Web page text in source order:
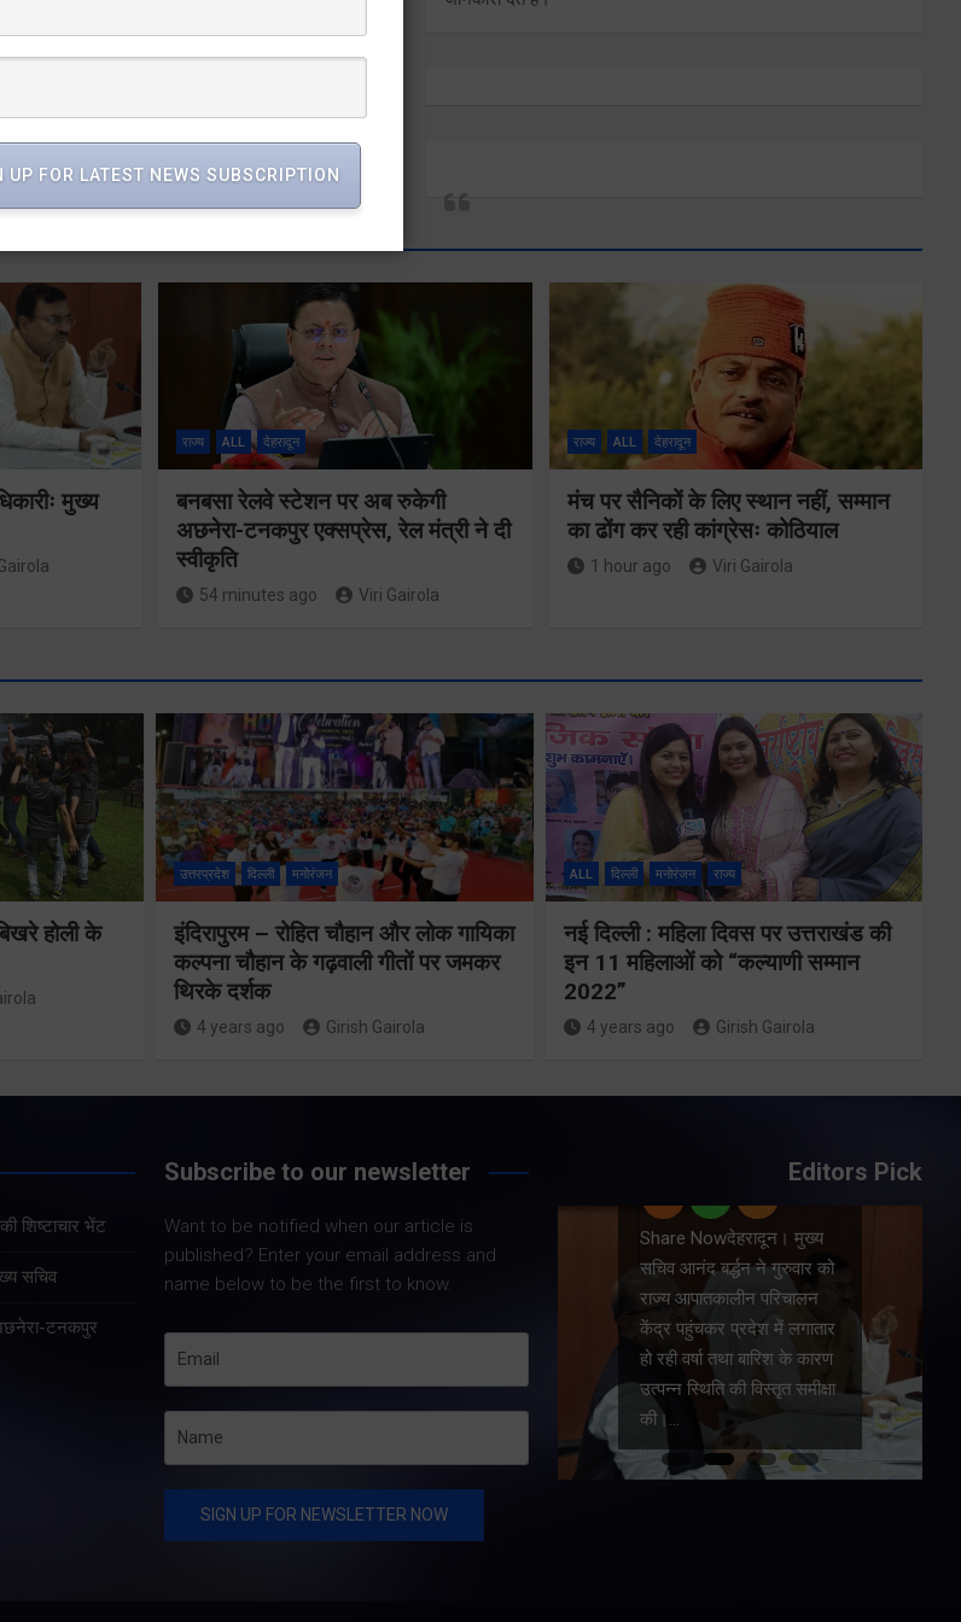
मुख्य
राज्य ALL देहरादून
बनबसा रेलवे स्टेशन पर अब रुकेगी
अछनेरा-टनकपुर एक्सप्रेस, रेल मंत्री ने दी
स्वीकृति
54 minutes ago Viri Gairola
राज्य ALL देहरादून
मंच पर सैनिकों के लिए स्थान नहीं, सम्मान
का ढोंग कर रही कांग्रेसः कोठियाल
1 hour ago Viri Gairola
होली के
उत्तरप्रदेश दिल्ली मनोरंजन
इंदिरापुरम – रोहित चौहान और लोक गायिका
कल्पना चौहान के गढ़वाली गीतों पर जमकर
थिरके दर्शक
4 years ago Girish Gairola
ALL दिल्ली मनोरंजन राज्य
नई दिल्ली : महिला दिवस पर उत्तराखंड की
इन 11 महिलाओं को “कल्याणी सम्मान
2022”
4 years ago Girish Gairola
शिष्टाचार भेंट
सचिव
टनकपुर
Subscribe to our newsletter
Want to be notified when our article is
published? Enter your email address and
name below to be the first to know.
Editors Pick
के
नहीं,
ढोंग
पूर्व
भाजपा नेता
कांग्रेस पार्टी
है। उन्होंने
मुख्यमंत्री से
महानिदेशक
एनसीसी ने की
शिष्टाचार भेंट
महानिदेशक लेफ्टिनेंट जनरल
नई दिल्ली स्थित उत्तराखण्ड
धामी से शिष्टाचार भेंट की।…
24×7 अलर्ट मोड
मुख्य सचिव
Share Nowदेहरादून। मुख्य
सचिव आनंद बर्द्धन ने गुरुवार को
राज्य आपातकालीन परिचालन
केंद्र पहुंचकर प्रदेश में लगातार
हो रही वर्षा तथा बारिश के कारण
उत्पन्न स्थिति की विस्तृत समीक्षा
की।…
UP FOR LATEST NEWS SUBSCRIPTION